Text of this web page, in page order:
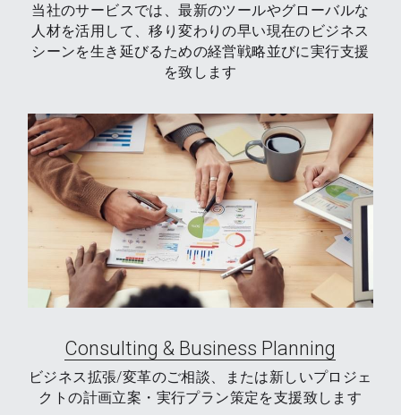
​当社のサービスでは、最新のツールやグローバルな
人材を活用して、移り変わりの早い現在のビジネス
シーンを生き延びるための経営戦略並びに実行支援
を致します
Consulting & Business Planning
ビジネス拡張/変革のご相談、または新しいプロジェ
クトの計画立案・実行プラン策定を支援致します